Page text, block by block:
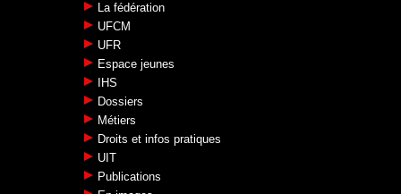
La fédération
UFCM
UFR
Espace jeunes
IHS
Dossiers
Métiers
Droits et infos pratiques
UIT
Publications